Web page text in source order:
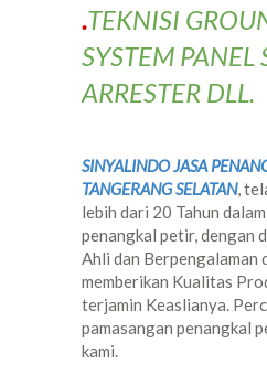
.TEKNISI
SYSTEM PANEL
ARRESTER DLL.
SINYALINDO JASA
TANGERANG SELATAN,
lebih dari 20 Tahun
penangkal petir, dengan
Ahli dan Berpengalaman
memberikan Kualitas
terjamin Keaslianya.
pamasangan penangkal
kami.